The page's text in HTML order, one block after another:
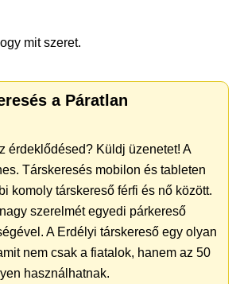
mit szeret.
a Páratlan
érdeklődésed? Küldj üzenetet! A
Társkeresés mobilon és tableten
komoly társkereső férfi és nő között.
szerelmét egyedi párkereső
A Erdélyi társkereső egy olyan
nem csak a fiatalok, hanem az 50
használhatnak.